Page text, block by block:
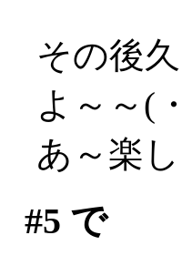
その後
よ～～(
あ～楽
#5 で